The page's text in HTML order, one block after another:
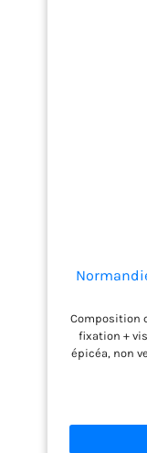
Composition
fixation +
épicéa, non